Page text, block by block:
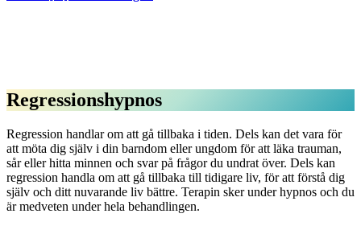
Regressionshypnos
Regression handlar om att gå tillbaka i tiden. Dels kan det vara för
att möta dig själv i din barndom eller ungdom för att läka trauman,
sår eller hitta minnen och svar på frågor du undrat över. Dels kan
regression handla om att gå tillbaka till tidigare liv, för att förstå dig
själv och ditt nuvarande liv bättre. Terapin sker under hypnos och du
är medveten under hela behandlingen.